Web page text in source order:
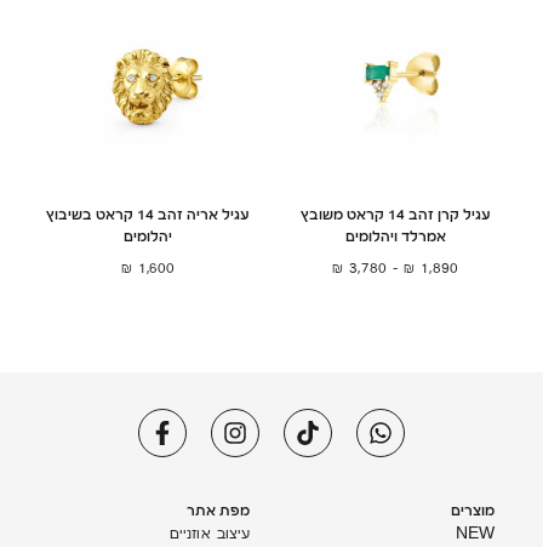
עגיל קרן זהב 14 קראט משובץ
אמרלד ויהלומים
1,890
₪
–
3,780
₪
עגיל אריה זהב 14 קראט בשיבוץ
יהלומים
1,600
₪
מוצרים
NEW
מפת אתר
עיצוב אוזניים